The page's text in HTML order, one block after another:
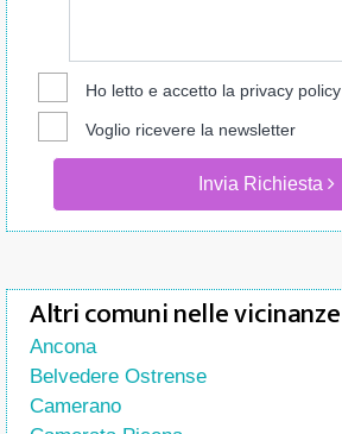
Ho letto e accetto la privacy policy
Voglio ricevere la newsletter
Invia Richiesta
Altri comuni nelle vicinanze
Ancona
Belvedere Ostrense
Camerano